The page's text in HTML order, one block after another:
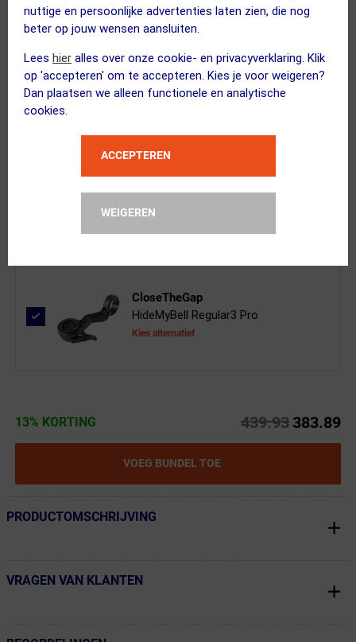
nuttige en persoonlijke advertenties laten zien, die nog
beter op jouw wensen aansluiten.
Lees hier alles over onze cookie- en privacyverklaring. Klik
op 'accepteren' om te accepteren. Kies je voor weigeren?
Dan plaatsen we alleen functionele en analytische
cookies.
ACCEPTEREN
WEIGEREN
FuturumShop
5 jaar garantie Garmin
CloseTheGap
HideMyBell Regular3 Pro
Kies alternatief
13% KORTING 439.93 383.89
VOEG BUNDEL TOE
← Terug naar productnavigatie
PRODUCTOMSCHRIJVING
← Terug naar productnavigatie
VRAGEN VAN KLANTEN